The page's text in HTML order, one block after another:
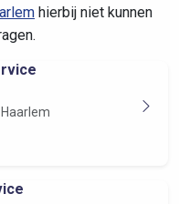
hierbij niet kunnen